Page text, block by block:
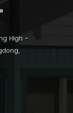
High -